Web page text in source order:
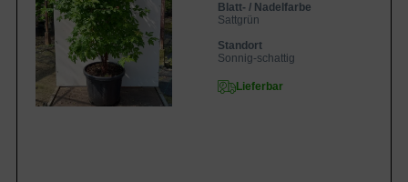
Blatt- / Nadelfarbe
Sattgrün
Standort
Sonnig-schattig
Lieferbar